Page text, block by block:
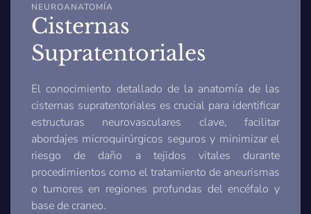
NEUROANATOMÍA
Cisternas
Supratentoriales
El conocimiento detallado de la anatomía de las
cisternas supratentoriales es crucial para identificar
estructuras neurovasculares clave, facilitar
abordajes microquirúrgicos seguros y minimizar el
riesgo de daño a tejidos vitales durante
procedimientos como el tratamiento de aneurismas
o tumores en regiones profundas del encéfalo y
base de craneo.